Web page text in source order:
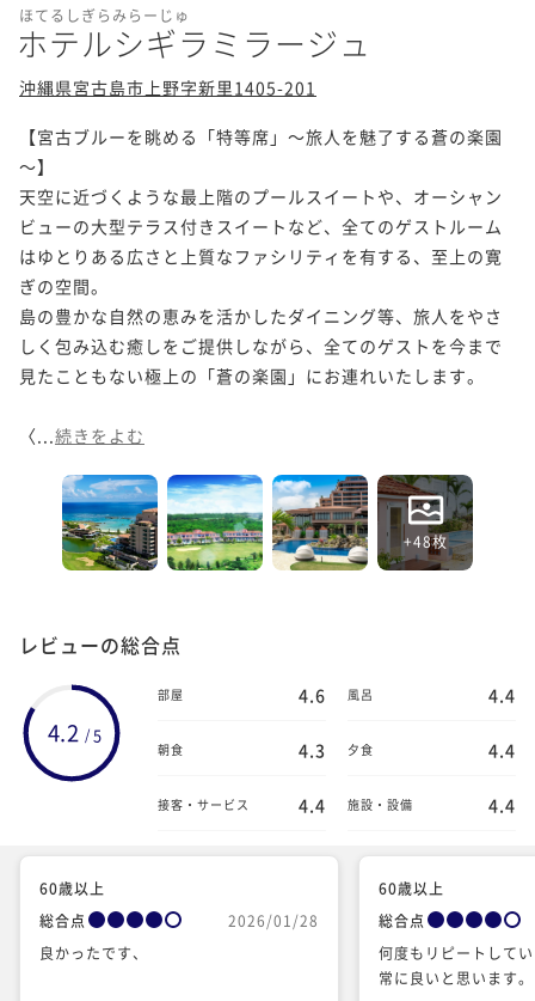
ほてるしぎらみらーじゅ
ホテルシギラミラージュ
沖縄県宮古島市上野字新里1405-201
【宮古ブルーを眺める「特等席」～旅人を魅了する蒼の楽園
～】
天空に近づくような最上階のプールスイートや、オーシャン
ビューの大型テラス付きスイートなど、全てのゲストルーム
はゆとりある広さと上質なファシリティを有する、至上の寛
ぎの空間。
島の豊かな自然の恵みを活かしたダイニング等、旅人をやさ
しく包み込む癒しをご提供しながら、全てのゲストを今まで
見たこともない極上の「蒼の楽園」にお連れいたします。
〈... 続きをよむ
+48枚
レビューの総合点
4.2 /5
部屋 4.6 風呂 4.4
朝食 4.3 夕食 4.4
接客・サービス 4.4 施設・設備 4.4
60歳以上
総合点
2026/01/28
良かったです、
60歳以上
総合点
何度もリピートして
常に良いと思います。